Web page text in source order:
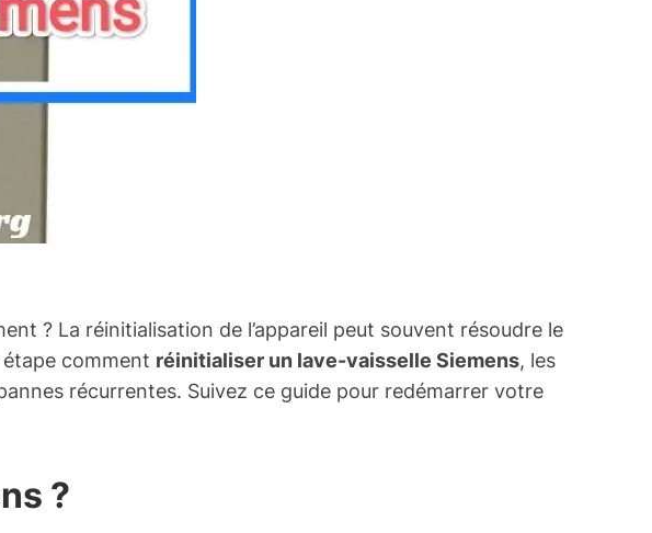
? La réinitialisation de l’appareil peut souvent résoudre le
comment réinitialiser un lave-vaisselle Siemens, les
récurrentes. Suivez ce guide pour redémarrer votre
?